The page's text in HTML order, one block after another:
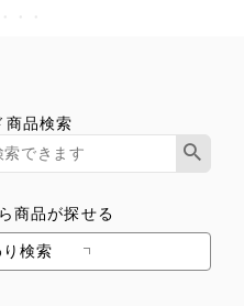
商品検索
商品が探せる
検索